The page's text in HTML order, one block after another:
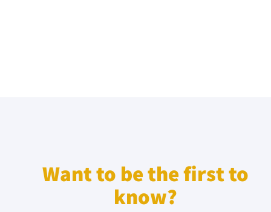
Want to be the first to
know?